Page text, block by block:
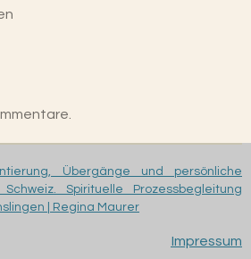
Übergänge und persönliche
Spirituelle Prozessbegleitung
| Regina Maurer
Impressum